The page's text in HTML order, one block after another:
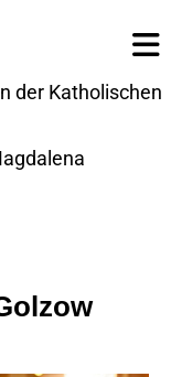
der Katholischen